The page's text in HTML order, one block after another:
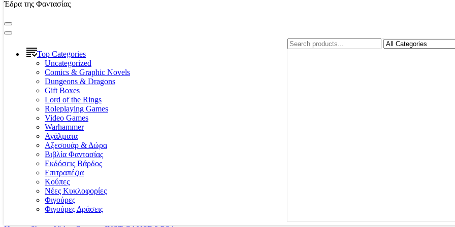
Έδρα της Φαντασίας
Top Categories
Uncategorized
Comics & Graphic Novels
Dungeons & Dragons
Gift Boxes
Lord of the Rings
Roleplaying Games
Video Games
Warhammer
Αγάλματα
Αξεσουάρ & Δώρα
Βιβλία Φαντασίας
Εκδόσεις Βάρδος
Επιτραπέζια
Κούπες
Νέες Κυκλοφορίες
Φιγούρες
Φιγούρες Δράσεις